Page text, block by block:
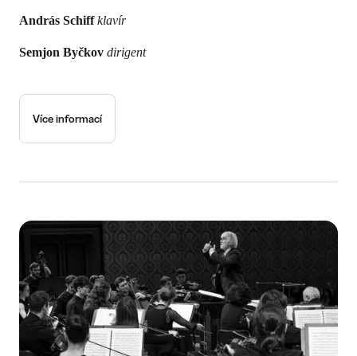
András Schiffklavír
Semjon Byčkov dirigent
Více informací